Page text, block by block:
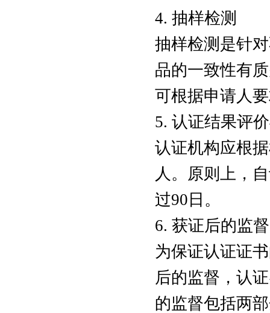
4. 抽样检测
抽样检测是针
品的一致性有
可根据申请人
5. 认证结果评
认证机构应根
人。原则上，
过90日。
6. 获证后的监督
为保证认证证
后的监督，认
的监督包括两